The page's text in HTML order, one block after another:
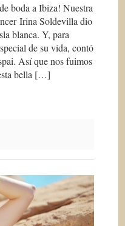
boda a Ibiza! Nuestra
Irina Soldevilla dio
blanca. Y, para
de su vida, contó
Así que nos fuimos
bella […]